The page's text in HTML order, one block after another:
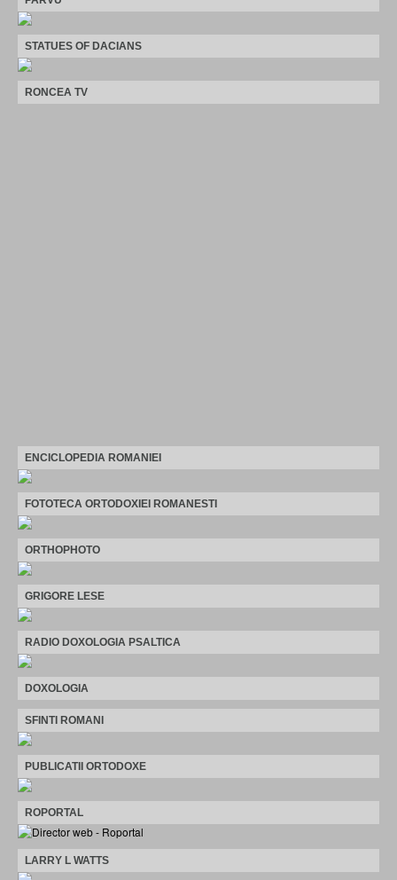
STATUES OF DACIANS
RONCEA TV
ENCICLOPEDIA ROMANIEI
FOTOTECA ORTODOXIEI ROMANESTI
ORTHOPHOTO
GRIGORE LESE
RADIO DOXOLOGIA PSALTICA
DOXOLOGIA
SFINTI ROMANI
PUBLICATII ORTODOXE
ROPORTAL
LARRY L WATTS